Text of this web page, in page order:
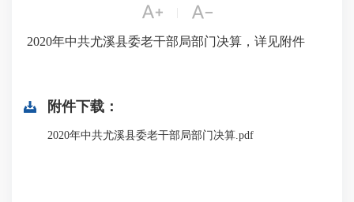
 
2020年中共尤溪县委老干部局部门决算，详见附件
附件下载：
2020年中共尤溪县委老干部局部门决算.pdf